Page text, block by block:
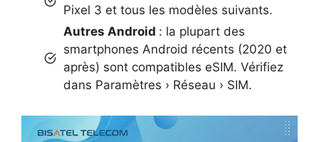
Pixel 3 et tous les modèles suivants.
Autres Android : la plupart des
smartphones Android récents (2020 et
après) sont compatibles eSIM. Vérifiez
dans Paramètres › Réseau › SIM.